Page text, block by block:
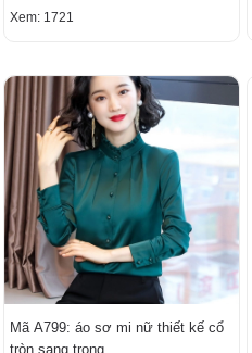
Xem: 1721
Mã A799: áo sơ mi nữ thiết kế cổ
tròn sang trọng